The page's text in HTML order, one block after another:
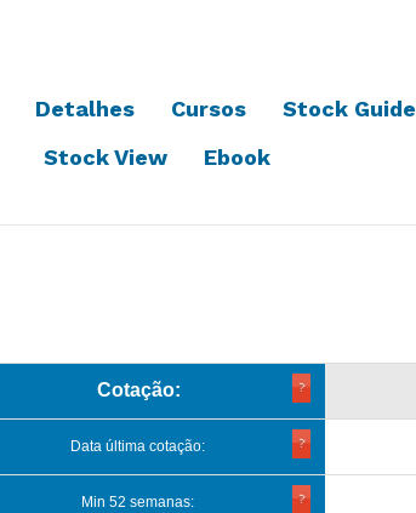
Detalhes Cursos Stock Guide
Stock View
Ebook
Cotação:
Data última cotação:
Min 52 semanas: